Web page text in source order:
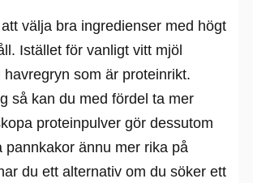
välja bra ingredienser med högt
Istället för vanligt vitt mjöl
som är proteinrikt.
så kan du med fördel ta mer
proteinpulver gör dessutom
pannkakor ännu mer rika på
du ett alternativ om du söker ett